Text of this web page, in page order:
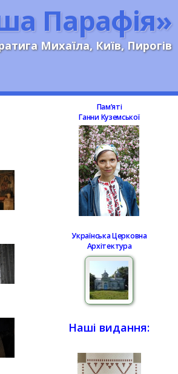
Парафія»
Михаїла, Київ, Пирогів
Памʼяті
Ганни Куземської
Українська Церковна
Архітектура
Наші видання: